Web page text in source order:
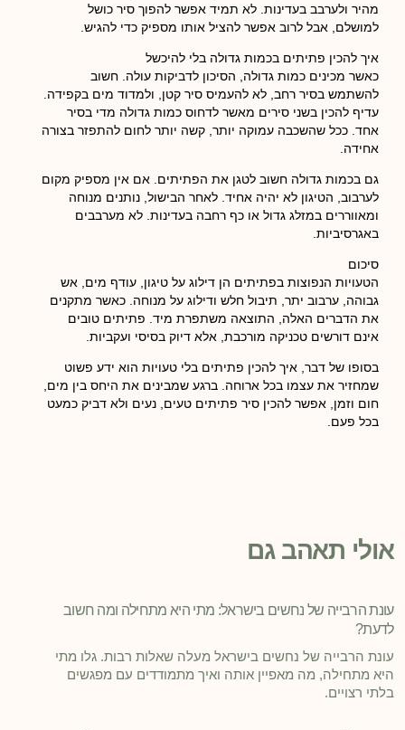
מהיר ולערבב בעדינות. לא תמיד אפשר להפוך סיר כושל
למושלם, אבל לרוב אפשר להציל אותו מספיק כדי להגיש.
איך להכין פתיתים בכמות גדולה בלי להיכשל
כאשר מכינים כמות גדולה, הסיכון לדביקות עולה. חשוב
להשתמש בסיר רחב, לא להעמיס סיר קטן, ולמדוד מים בקפידה.
עדיף להכין בשני סירים מאשר לדחוס כמות גדולה מדי בסיר
אחד. ככל שהשכבה עמוקה יותר, קשה יותר לחום להתפזר בצורה
אחידה.
גם בכמות גדולה חשוב לטגן את הפתיתים. אם אין מספיק מקום
לערבוב, הטיגון לא יהיה אחיד. לאחר הבישול, נותנים מנוחה
ומאווררים במזלג גדול או כף רחבה בעדינות. לא מערבבים
באגרסיביות.
סיכום
הטעויות הנפוצות בפתיתים הן דילוג על טיגון, עודף מים, אש
גבוהה, ערבוב יתר, תיבול חלש ודילוג על מנוחה. כאשר מתקנים
את הדברים האלה, התוצאה משתפרת מיד. פתיתים טובים
אינם דורשים טכניקה מורכבת, אלא דיוק בסיסי ועקביות.
בסופו של דבר, איך להכין פתיתים בלי טעויות הוא ידע פשוט
שמחזיר את עצמו בכל ארוחה. ברגע שמבינים את היחס בין מים,
חום וזמן, אפשר להכין סיר פתיתים טעים, נעים ולא דביק כמעט
בכל פעם.
אולי תאהב גם
עונת הרבייה של נחשים בישראל: מתי היא מתחילה ומה חשוב
לדעת?
עונת הרבייה של נחשים בישראל מעלה שאלות רבות. גלו מתי
היא מתחילה, מה מאפיין אותה ואיך מתמודדים עם מפגשים
בלתי רצויים.